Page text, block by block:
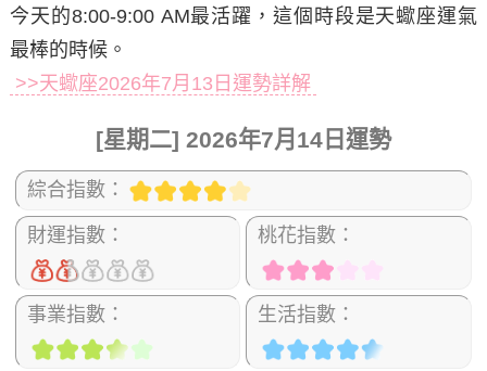
今天的8:00-9:00 AM最活躍，這個時段是天蠍座運氣
最棒的時候。
>>天蠍座2026年7月13日運勢詳解
[星期二] 2026年7月14日運勢
綜合指數：
財運指數： 桃花指數：
事業指數： 生活指數：